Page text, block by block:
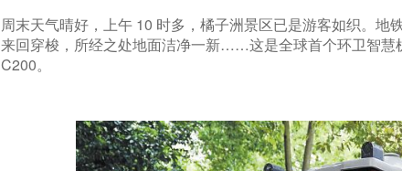
周末天气晴好，上午 10 时多，橘子洲景区已是游客如织。
来回穿梭，所经之处地面洁净一新……这是全球首个环卫智
C200。